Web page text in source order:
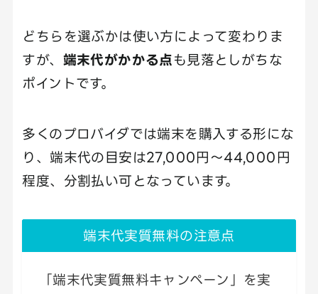
どちらを選ぶかは使い方によって変わりま
すが、 端末代がかかる点も見落としがちな
ポイントです。
多くのプロバイダでは端末を購入する形にな
り、端末代の目安は27,000円～44,000円
程度、分割払い可となっています。
端末代実質無料の注意点
「端末代実質無料キャンペーン」を実